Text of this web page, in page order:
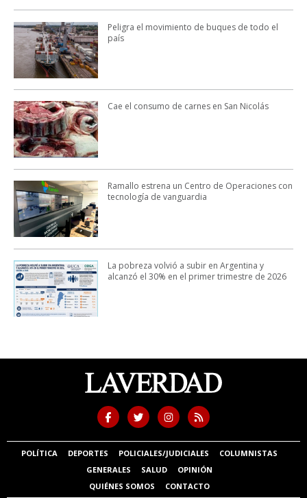
Peligra el movimiento de buques de todo el
país
Cae el consumo de carnes en San Nicolás
Ramallo estrena un Centro de Operaciones con
tecnología de vanguardia
La pobreza volvió a subir en Argentina y
alcanzó el 30% en el primer trimestre de 2026
POLÍTICA DEPORTES POLICIALES/JUDICIALES
COLUMNISTAS
GENERALES
SALUD
OPINIÓN
QUIÉNES SOMOS
CONTACTO